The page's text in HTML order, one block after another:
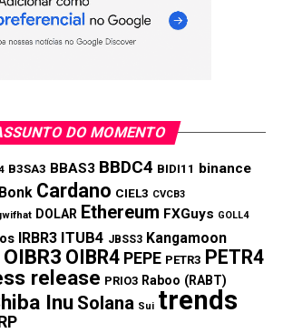
DO MOMENTO
B3SA3 BBAS3 BBDC4 BIDI11 binance
Bonk Cardano CIEL3 CVCB3
DOLAR Ethereum FXGuys GOLL4
IRBR3 ITUB4 JBSS3 Kangamoon
OIBR3 OIBR4 PEPE PETR3 PETR4
release PRIO3 Raboo (RABT)
Inu Solana Sui trends